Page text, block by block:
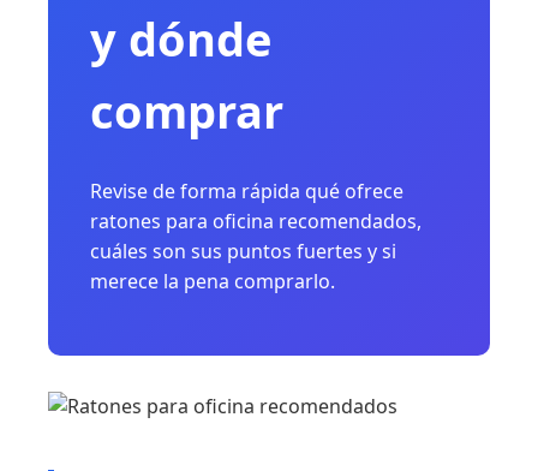
y dónde
comprar
Revise de forma rápida qué ofrece
ratones para oficina recomendados,
cuáles son sus puntos fuertes y si
merece la pena comprarlo.